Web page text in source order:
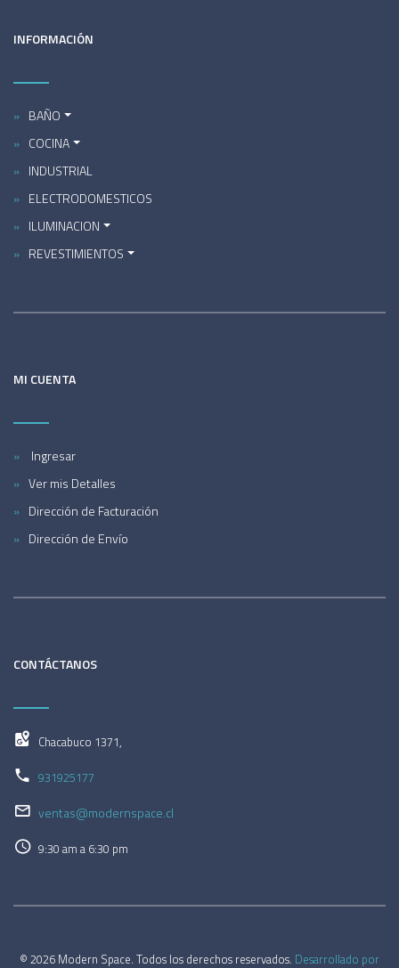
INFORMACIÓN
BAÑO
COCINA
INDUSTRIAL
ELECTRODOMESTICOS
ILUMINACION
REVESTIMIENTOS
MI CUENTA
Ingresar
Ver mis Detalles
Dirección de Facturación
Dirección de Envío
CONTÁCTANOS
Chacabuco 1371,
931925177
ventas@modernspace.cl
9:30 am a 6:30 pm
© 2026 Modern Space. Todos los derechos reservados. Desarrollado por